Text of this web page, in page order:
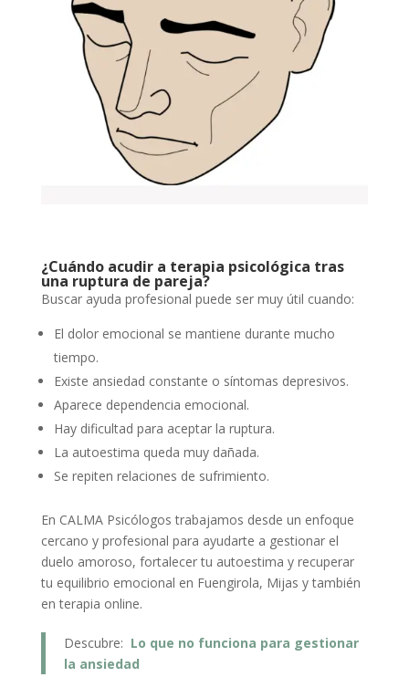
¿Cuándo acudir a terapia psicológica tras
una ruptura de pareja?
Buscar ayuda profesional puede ser muy útil cuando:
El dolor emocional se mantiene durante mucho
tiempo.
Existe ansiedad constante o síntomas depresivos.
Aparece dependencia emocional.
Hay dificultad para aceptar la ruptura.
La autoestima queda muy dañada.
Se repiten relaciones de sufrimiento.
En CALMA Psicólogos trabajamos desde un enfoque
cercano y profesional para ayudarte a gestionar el
duelo amoroso, fortalecer tu autoestima y recuperar
tu equilibrio emocional en Fuengirola, Mijas y también
en terapia online.
Descubre: Lo que no funciona para gestionar
la ansiedad